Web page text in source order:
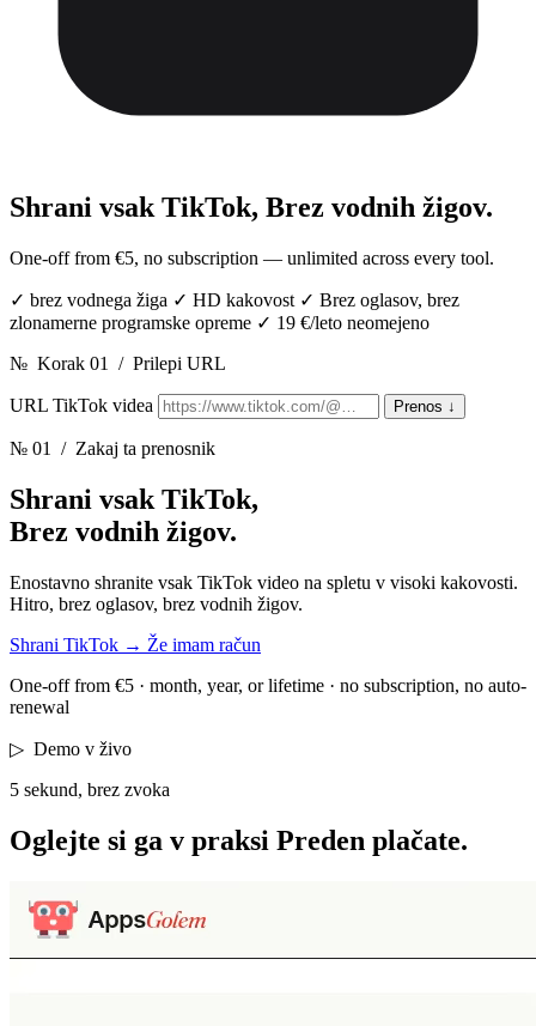
Shrani vsak TikTok, Brez vodnih žigov.
One-off from €5, no subscription — unlimited across every tool.
✓ brez vodnega žiga ✓ HD kakovost ✓ Brez oglasov, brez
zlonamerne programske opreme ✓ 19 €/leto neomejeno
№ Korak 01 / Prilepi URL
URL TikTok videa Prenos ↓
№ 01 / Zakaj ta prenosnik
Shrani vsak TikTok,
Brez vodnih žigov.
Enostavno shranite vsak TikTok video na spletu v visoki kakovosti.
Hitro, brez oglasov, brez vodnih žigov.
Shrani TikTok → Že imam račun
One-off from €5 · month, year, or lifetime · no subscription, no auto-
renewal
▷ Demo v živo
5 sekund, brez zvoka
Oglejte si ga v praksi Preden plačate.